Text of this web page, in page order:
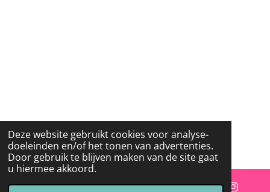
Deze website gebruikt cookies voor analyse-
doeleinden en/of het tonen van advertenties.
Door gebruik te blijven maken van de site gaat
u hiermee akkoord.